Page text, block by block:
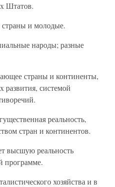
Штатов.
страны и молодые.
народы; разные
страны и континенты,
развития, системой
реальность,
стран и континентов.
высшую реальность
программе.
хозяйства и в